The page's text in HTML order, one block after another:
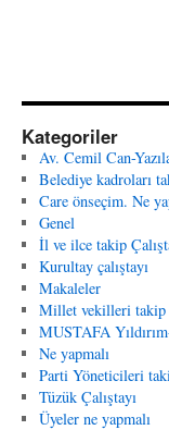
Kategoriler
Av. Cemil Can-
Belediye kadroları
Care önseçim. Ne
Genel
İl ve ilce takip
Kurultay çalıştayı
Makaleler
Millet vekilleri takip
MUSTAFA
Ne yapmalı
Parti Yöneticileri
Tüzük Çalıştayı
Üyeler ne yapmalı